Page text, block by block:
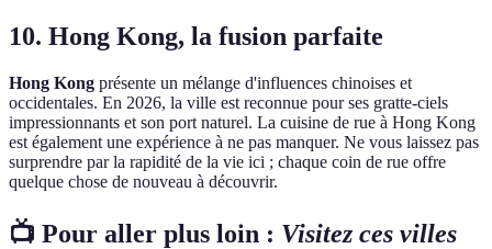
10. Hong Kong, la fusion parfaite
Hong Kong présente un mélange d'influences chinoises et
occidentales. En 2026, la ville est reconnue pour ses gratte-ciels
impressionnants et son port naturel. La cuisine de rue à Hong Kong
est également une expérience à ne pas manquer. Ne vous laissez pas
surprendre par la rapidité de la vie ici ; chaque coin de rue offre
quelque chose de nouveau à découvrir.
📺 Pour aller plus loin : Visitez ces villes